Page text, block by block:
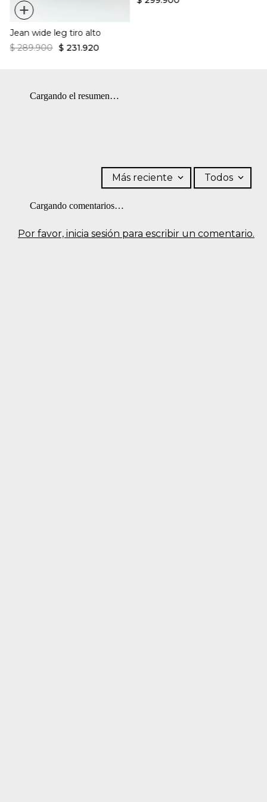
Usar un paño para planchar.
+
Jean wide leg tiro alto
$ 289.900 $ 231.920
Cargando el resumen…
Por favor, inicia sesión para escribir un comentario.
Más reciente Todos
Cargando comentarios…